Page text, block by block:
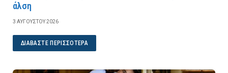
άλση
3 ΑΥΓΟΎΣΤΟΥ 2026
ΔΙΑΒΆΣΤΕ ΠΕΡΙΣΣΌΤΕΡΑ